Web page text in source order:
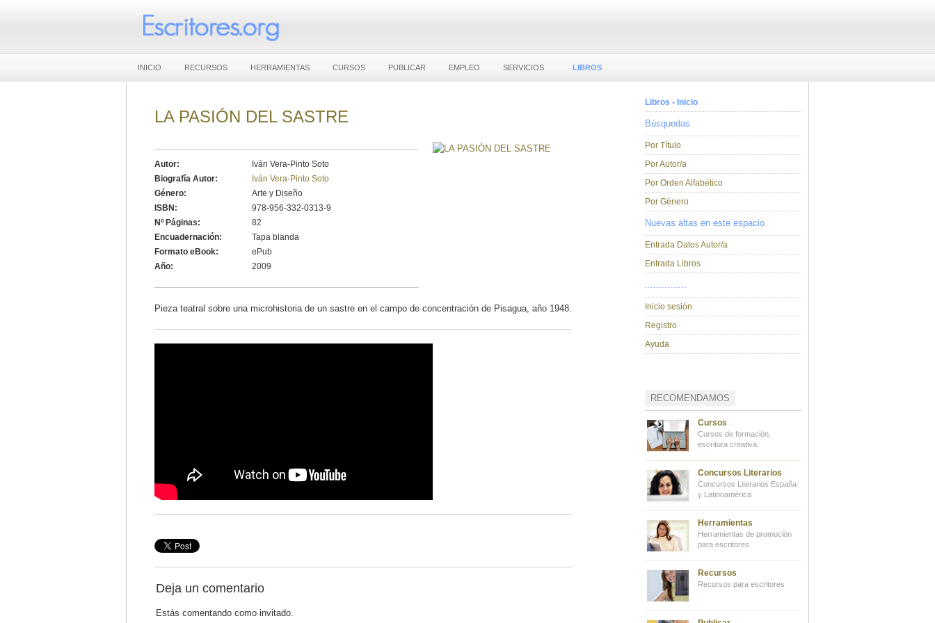
INICIO RECURSOS HERRAMIENTAS CURSOS PUBLICAR EMPLEO SERVICIOS LIBROS
LA PASIÓN DEL SASTRE
Autor:
Iván Vera-Pinto Soto
Biografía Autor:
Iván Vera-Pinto Soto
Género:
Arte y Diseño
ISBN:
978-956-332-0313-9
Nº Páginas:
82
Encuadernación:
Tapa blanda
Formato eBook:
ePub
Año:
2009
Pieza teatral sobre una microhistoria de un sastre en el campo de concentración de Pisagua, año 1948.
Deja un comentario
Estás comentando como invitado.
Libros - Inicio
Búsquedas
Por Título
Por Autor/a
Por Orden Alfabético
Por Género
Nuevas altas en este espacio
Entrada Datos Autor/a
Entrada Libros
...............
Inicio sesión
Registro
Ayuda
RECOMENDAMOS
Cursos
Cursos de formación,
escritura creativa.
Concursos Literarios
Concursos Literarios España
y Latinoamérica
Herramientas
Herramientas de promoción
para escritores
Recursos
Recursos para escritores